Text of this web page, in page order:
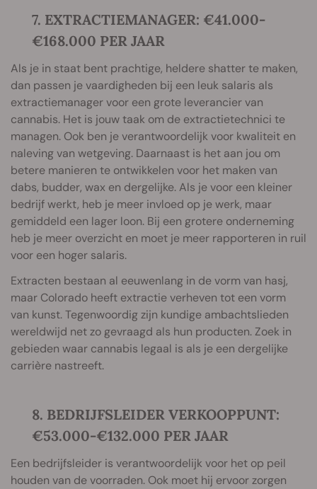
7. EXTRACTIEMANAGER: €41.000-
€168.000 PER JAAR
Als je in staat bent prachtige, heldere shatter te maken,
dan passen je vaardigheden bij een leuk salaris als
extractiemanager voor een grote leverancier van
cannabis. Het is jouw taak om de extractietechnici te
managen. Ook ben je verantwoordelijk voor kwaliteit en
naleving van wetgeving. Daarnaast is het aan jou om
betere manieren te ontwikkelen voor het maken van
dabs, budder, wax en dergelijke. Als je voor een kleiner
bedrijf werkt, heb je meer invloed op je werk, maar
gemiddeld een lager loon. Bij een grotere onderneming
heb je meer overzicht en moet je meer rapporteren in ruil
voor een hoger salaris.
Extracten bestaan al eeuwenlang in de vorm van hasj,
maar Colorado heeft extractie verheven tot een vorm
van kunst. Tegenwoordig zijn kundige ambachtslieden
wereldwijd net zo gevraagd als hun producten. Zoek in
gebieden waar cannabis legaal is als je een dergelijke
carrière nastreeft.
8. BEDRIJFSLEIDER VERKOOPPUNT:
€53.000-€132.000 PER JAAR
Een bedrijfsleider is verantwoordelijk voor het op peil
houden van de voorraden. Ook moet hij ervoor zorgen